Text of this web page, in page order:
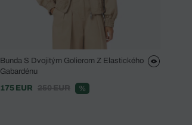
Bunda S Dvojitým Golierom Z Elastického
Gabardénu
175 EUR
250 EUR %